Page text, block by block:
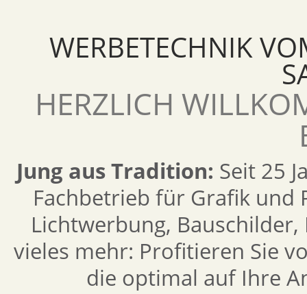
WERBETECHNIK
HERZLICH
Jung aus Tradition: Seit 25
Fachbetrieb für Grafik und
Lichtwerbung,
vieles mehr: Profitieren Sie
die optimal auf Ihre